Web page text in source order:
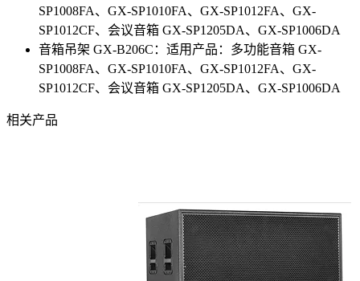
SP1008FA、GX-SP1010FA、GX-SP1012FA、GX-
SP1012CF、会议音箱 GX-SP1205DA、GX-SP1006DA
音箱吊架 GX-B206C：适用产品：多功能音箱 GX-
SP1008FA、GX-SP1010FA、GX-SP1012FA、GX-
SP1012CF、会议音箱 GX-SP1205DA、GX-SP1006DA
相关产品